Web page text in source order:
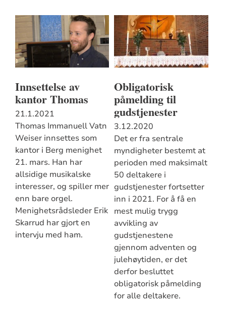
Innsettelse av
kantor Thomas
21.1.2021
Thomas Immanuell Vatn
Weiser innsettes som
kantor i Berg menighet
21. mars. Han har
allsidige musikalske
interesser, og spiller mer
enn bare orgel.
Menighetsrådsleder Erik
Skarrud har gjort en
intervju med ham.
Obligatorisk
påmelding til
gudstjenester
3.12.2020
Det er fra sentrale
myndigheter bestemt at
perioden med maksimalt
50 deltakere i
gudstjenester fortsetter
inn i 2021. For å få en
mest mulig trygg
avvikling av
gudstjenestene
gjennom adventen og
julehøytiden, er det
derfor besluttet
obligatorisk påmelding
for alle deltakere.